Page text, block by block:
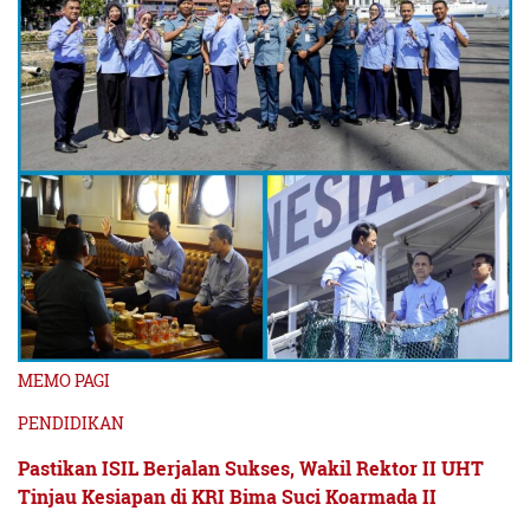
MEMO PAGI
PENDIDIKAN
Pastikan ISIL Berjalan Sukses, Wakil Rektor II UHT
Tinjau Kesiapan di KRI Bima Suci Koarmada II